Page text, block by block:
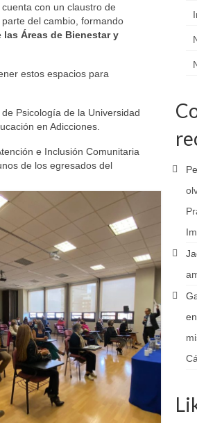
con un claustro de
del cambio, formando
las Áreas de Bienestar y
estos espacios para
Psicología de la Universidad
en Adicciones.
e Inclusión Comunitaria
de los egresados del
en